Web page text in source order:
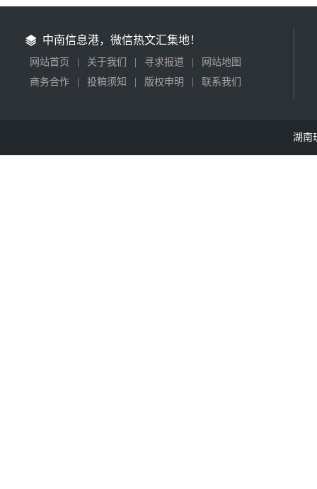
中南信息港，微信热文汇集地！
网站首页 关于我们 寻求报道
网站地图
商务合作
投稿须知 版权申明 联系我们
湖南